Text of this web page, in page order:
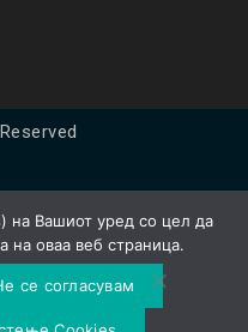
на Вашиот уред со цел да
на оваа веб страница.
се согласувам